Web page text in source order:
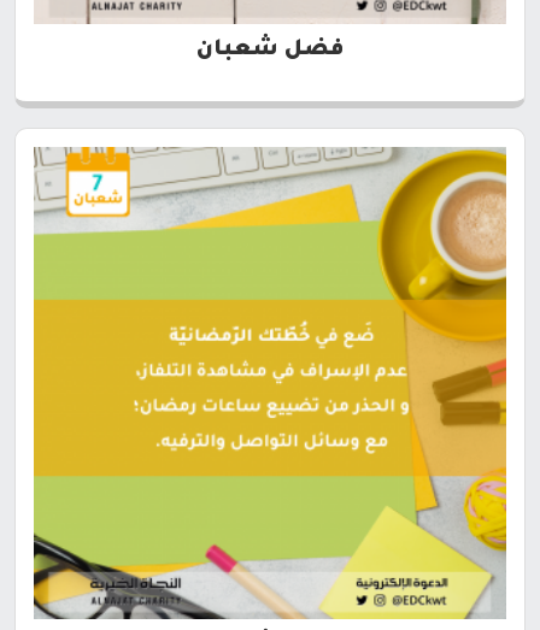
فضل شعبان